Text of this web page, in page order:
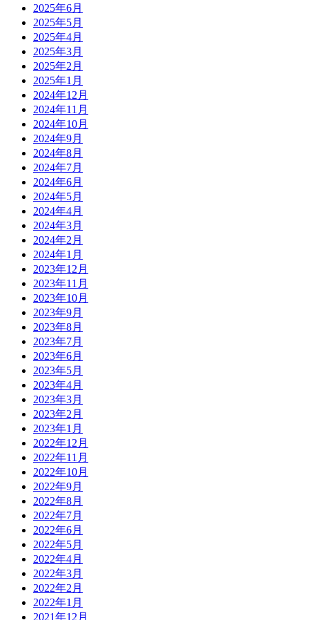
2025年6月
2025年5月
2025年4月
2025年3月
2025年2月
2025年1月
2024年12月
2024年11月
2024年10月
2024年9月
2024年8月
2024年7月
2024年6月
2024年5月
2024年4月
2024年3月
2024年2月
2024年1月
2023年12月
2023年11月
2023年10月
2023年9月
2023年8月
2023年7月
2023年6月
2023年5月
2023年4月
2023年3月
2023年2月
2023年1月
2022年12月
2022年11月
2022年10月
2022年9月
2022年8月
2022年7月
2022年6月
2022年5月
2022年4月
2022年3月
2022年2月
2022年1月
2021年12月